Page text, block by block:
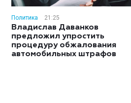
Политика 21:25
Владислав Даванков
предложил упростить
процедуру обжалования
автомобильных штрафов